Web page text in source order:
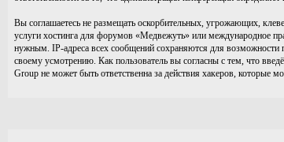
Вы соглашаетесь не размещать оскорбительных, угрожающих,
услуги хостинга для форумов «Медвежуть» или международное
нужным. IP-адреса всех сообщений сохраняются для возможности
своему усмотрению. Как пользователь вы согласны с тем, что
Group не может быть ответственна за действия хакеров, которые